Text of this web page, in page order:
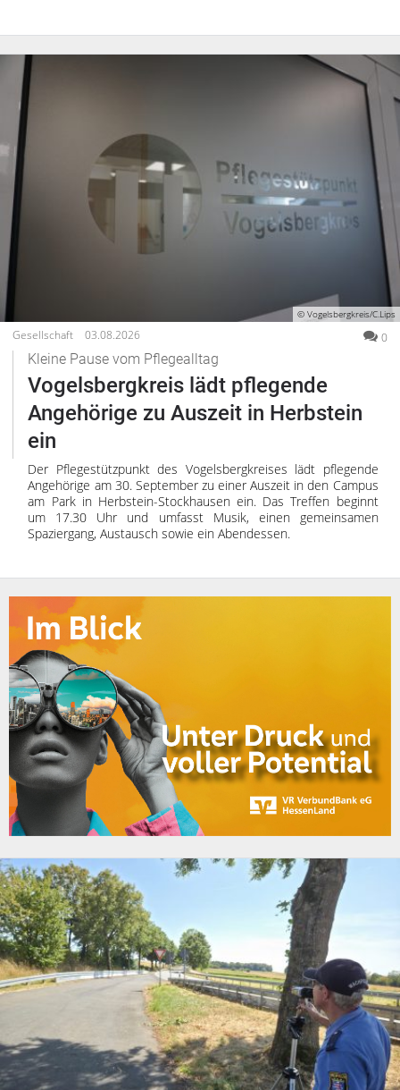
© Vogelsbergkreis/C.Lips
Gesellschaft 03.08.2026 0
Kleine Pause vom Pflegealltag
Vogelsbergkreis lädt pflegende
Angehörige zu Auszeit in Herbstein
ein
Der Pflegestützpunkt des Vogelsbergkreises lädt pflegende
Angehörige am 30. September zu einer Auszeit in den Campus
am Park in Herbstein-Stockhausen ein. Das Treffen beginnt
um 17.30 Uhr und umfasst Musik, einen gemeinsamen
Spaziergang, Austausch sowie ein Abendessen.